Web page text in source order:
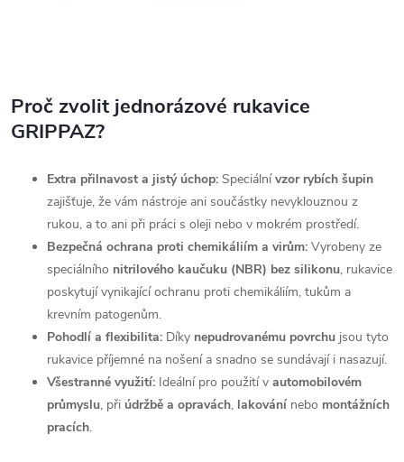
Proč zvolit jednorázové rukavice
GRIPPAZ?
Extra přilnavost a jistý úchop: Speciálnívzor rybích šupin
zajišťuje, že vám nástroje ani součástky nevyklouznou z
rukou, a to ani při práci s oleji nebo v mokrém prostředí.
Bezpečná ochrana proti chemikáliím a virům: Vyrobeny ze
speciálního nitrilového kaučuku (NBR) bez silikonu, rukavice
poskytují vynikající ochranu proti chemikáliím, tukům a
krevním patogenům.
Pohodlí a flexibilita: Díky nepudrovanému povrchu jsou tyto
rukavice příjemné na nošení a snadno se sundávají i nasazují.
Všestranné využití: Ideální pro použití v automobilovém
průmyslu, při údržbě a opravách, lakování nebo montážních
pracích.